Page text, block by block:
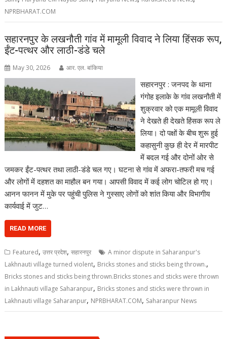
NPRBHARAT.COM
सहारनपुर के लखनौती गांव में मामूली विवाद ने लिया हिंसक रूप,
ईंट-पत्थर और लाठी-डंडे चले
May 30, 2026 आर. एल. बांकिया
सहारनपुर : जनपद के थाना
गंगोह इलाके के गांव लखनौती में
शुक्रवार को एक मामूली विवाद
ने देखते ही देखते हिंसक रूप ले
लिया। दो पक्षों के बीच शुरू हुई
कहासुनी कुछ ही देर में मारपीट
में बदल गई और दोनों ओर से
जमकर ईंट-पत्थर तथा लाठी-डंडे चल गए। घटना से गांव में अफरा-तफरी मच गई
और लोगों में दहशत का माहौल बन गया। आपसी विवाद में कई लोग चोटिल हो गए।
आनन फानन में मुके पर पहुंची पुलिस ने गुस्साए लोगों को शांत किया और विभागीय
कार्यवाई में जुट…
READ MORE
Featured,उत्तर प्रदेश,सहारनपुर
A minor dispute in Saharanpur's
Lakhnauti village turned violent, Bricks stones and sticks being thrown.,
Bricks stones and sticks being thrown.Bricks stones and sticks were thrown
in Lakhnauti village Saharanpur, Bricks stones and sticks were thrown in
Lakhnauti village Saharanpur, NPRBHARAT.COM, Saharanpur News